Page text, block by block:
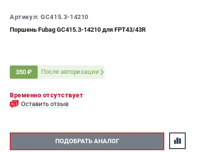
Артикул: GC415.3-14210
Поршень Fubag GC415.3-14210 для FPT43/43R
350 ₽ После авторизации
Временно отсутствует
Оставить отзыв
ПОДОБРАТЬ АНАЛОГ